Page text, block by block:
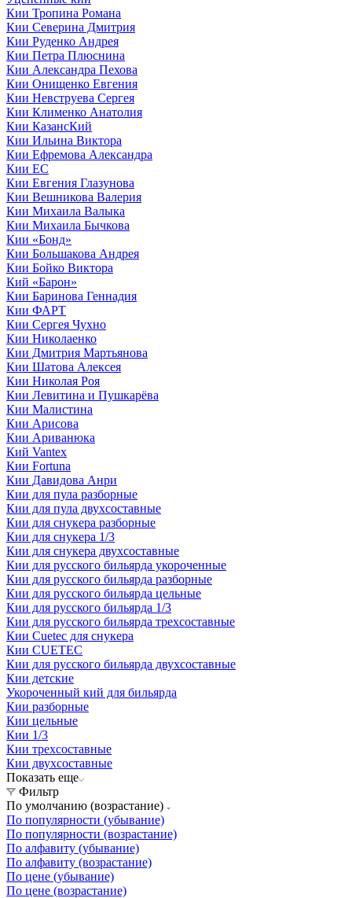
Кии Тропина Романа
Кии Северина Дмитрия
Кии Руденко Андрея
Кии Петра Плюснина
Кии Александра Пехова
Кии Онищенко Евгения
Кии Невструева Сергея
Кии Клименко Анатолия
Кии КазансКий
Кии Ильина Виктора
Кии Ефремова Александра
Кии ЕС
Кии Евгения Глазунова
Кии Вешникова Валерия
Кии Михаила Валыка
Кии Михаила Бычкова
Кии «Бонд»
Кии Большакова Андрея
Кии Бойко Виктора
Кий «Барон»
Кии Баринова Геннадия
Кии ФАРТ
Кии Сергея Чухно
Кии Николаенко
Кии Дмитрия Мартьянова
Кии Шатова Алексея
Кии Николая Роя
Кии Левитина и Пушкарёва
Кии Малистина
Кии Арисова
Кии Ариванюка
Кий Vantex
Кии Fortuna
Кии Давидова Анри
Кии для пула разборные
Кии для пула двухсоставные
Кии для снукера разборные
Кии для снукера 1/3
Кии для снукера двухсоставные
Кии для русского бильярда укороченные
Кии для русского бильярда разборные
Кии для русского бильярда цельные
Кии для русского бильярда 1/3
Кии для русского бильярда трехсоставные
Кии Сuetec для снукера
Кии CUETEC
Кии для русского бильярда двухсоставные
Кии детские
Укороченный кий для бильярда
Кии разборные
Кии цельные
Кии 1/3
Кии трехсоставные
Кии двухсоставные
Показать еще
Фильтр
По умолчанию (возрастание)
По популярности (убывание)
По популярности (возрастание)
По алфавиту (убывание)
По алфавиту (возрастание)
По цене (убывание)
По цене (возрастание)